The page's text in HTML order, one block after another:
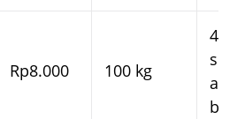
Rp8.000 100 kg
4–7